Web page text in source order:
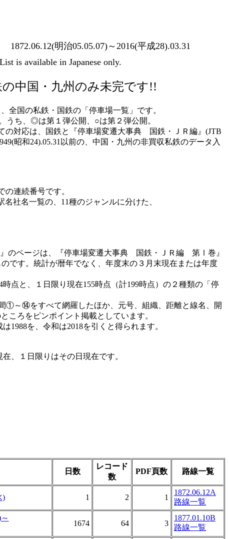
1872.06.12(明治05.05.07)～2016(平成28).03.31
is available in Japanese only.
の中国・九州のみ未完です!!
全国の私鉄・国鉄の「停車場一覧」です。
うち、◎は第１弾公開、○は第２弾公開。
の対応は、国鉄と『停車場変遷大事典 国鉄・ＪＲ編』(JTB
昭和24).05.31以前の、中国・九州の非買収私鉄のデータ入
連続番号です。
名一覧の、11種のジャンルに分けた、
のページは、『停車場変遷大事典 国鉄・ＪＲ編 第Ⅰ巻』
です。統計が暦年でなく、年度末の３月末現在または年度
点と、１日限り現在155時点（計199時点）の２種類の「停
①～⑭をすべて網羅したほか、元号、組織、距離と線名、開
ころをピンポイント掲載としています。
1988を、令和は2018を引くと得られます。
、１日限りはその日現在です。
日数
レコード
数
PDF頁数 路線一覧
) 1 2 1
1872.06.12A
路線一覧
1674 64 3
1877.01.10B
路線一覧